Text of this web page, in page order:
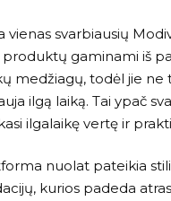
vienas svarbiausių
gaminami iš
medžiagų, todėl jie ne
ilgą laiką. Tai ypač
ilgalaikę vertę ir
nuolat pateikia
kurios padeda